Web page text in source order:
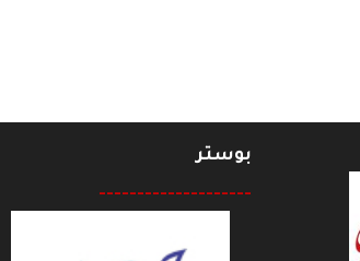
بوستر
--------------------